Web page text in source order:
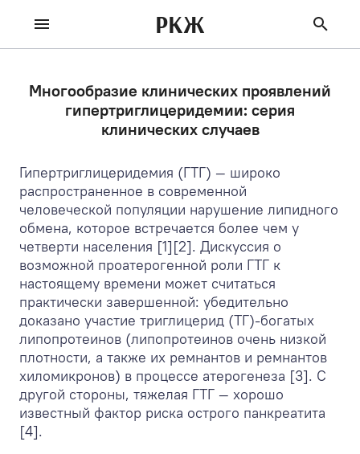
РКЖ
Многообразие клинических проявлений
гипертриглицеридемии: серия
клинических случаев
Гипертриглицеридемия (ГТГ) — широко
распространенное в современной
человеческой популяции нарушение липидного
обмена, которое встречается более чем у
четверти населения [1][2]. Дискуссия о
возможной проатерогенной роли ГТГ к
настоящему времени может считаться
практически завершенной: убедительно
доказано участие триглицерид (ТГ)-богатых
липопротеинов (липопротеинов очень низкой
плотности, а также их ремнантов и ремнантов
хиломикронов) в процессе атерогенеза [3]. С
другой стороны, тяжелая ГТГ — хорошо
известный фактор риска острого панкреатита
[4].